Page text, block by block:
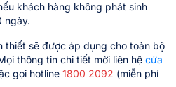
khách hàng không phát sinh
ngày.
thiết sẽ được áp dụng cho toàn bộ
thông tin chi tiết mời liên hệ cửa
gọi hotline 1800 2092 (miễn phí